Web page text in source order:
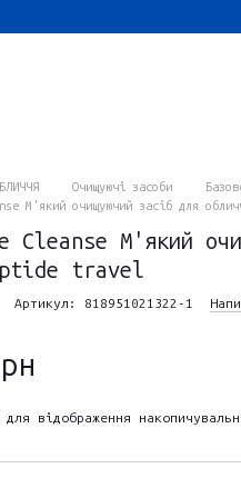
Очищуючі засоби
М'який очищуючий засіб для
Cleanse М'який
travel
Артикул: 818951021322-1
для відображення